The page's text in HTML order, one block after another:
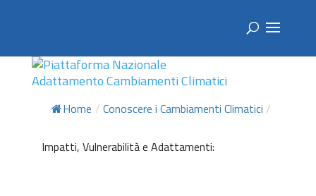
Home / Conoscere i Cambiamenti Climatici /
Impatti, Vulnerabilità e Adattamenti: